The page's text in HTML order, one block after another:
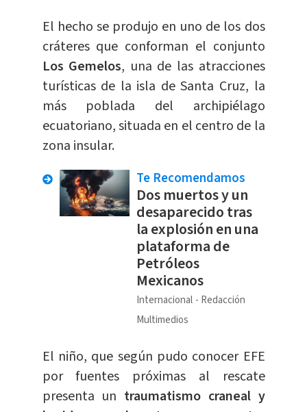
El hecho se produjo en uno de los dos
cráteres que conforman el conjunto
Los Gemelos, una de las atracciones
turísticas de la isla de Santa Cruz, la
más poblada del archipiélago
ecuatoriano, situada en el centro de la
zona insular.
Te Recomendamos
Dos muertos y un
desaparecido tras
la explosión en una
plataforma de
Petróleos
Mexicanos
Internacional
Redacción
Multimedios
El niño, que según pudo conocer EFE
por fuentes próximas al rescate
presenta un traumatismo craneal y